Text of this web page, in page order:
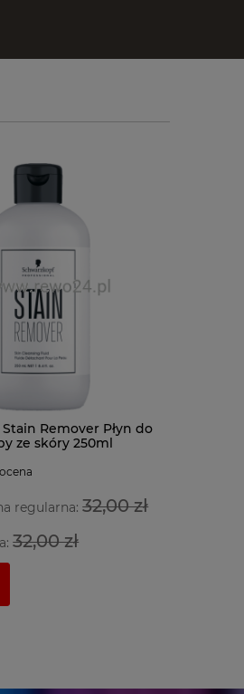
Remover Płyn do
ze skóry 250ml
ocena
regularna:32,00 zł
32,00 zł